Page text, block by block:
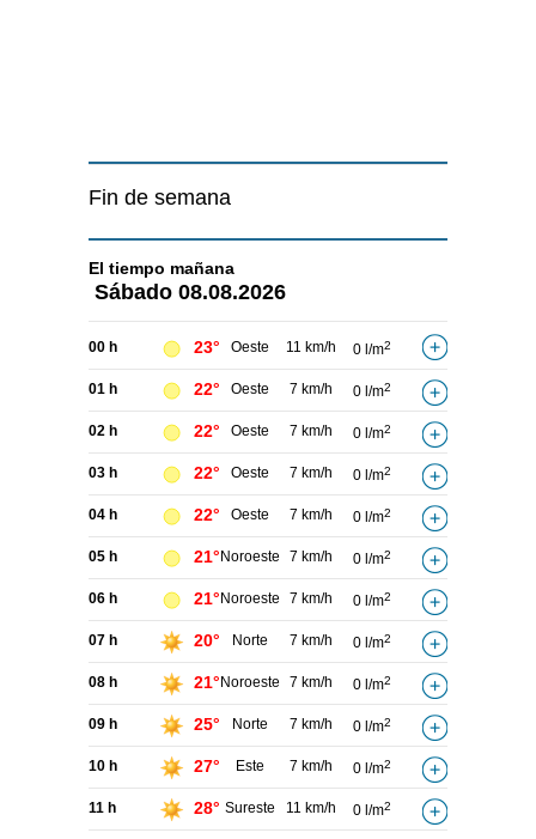
Fin de semana
El tiempo mañana
Sábado 08.08.2026
00 h 23° Oeste 11 km/h 0 l/m2
01 h 22° Oeste 7 km/h 0 l/m2
02 h 22° Oeste 7 km/h 0 l/m2
03 h 22° Oeste 7 km/h 0 l/m2
04 h 22° Oeste 7 km/h 0 l/m2
05 h 21° Noroeste 7 km/h 0 l/m2
06 h 21° Noroeste 7 km/h 0 l/m2
07 h 20° Norte 7 km/h 0 l/m2
08 h 21° Noroeste 7 km/h 0 l/m2
09 h 25° Norte 7 km/h 0 l/m2
10 h 27° Este 7 km/h 0 l/m2
11 h 28° Sureste 11 km/h 0 l/m2